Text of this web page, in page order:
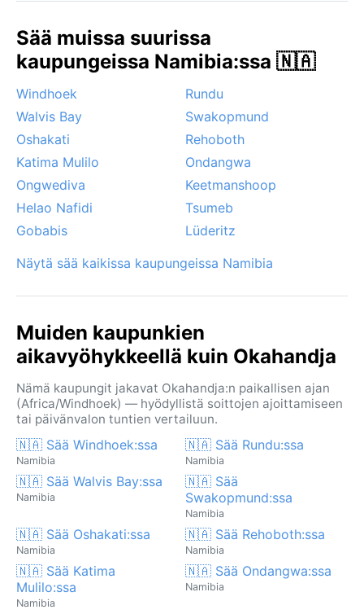
sateet harvinaisia. Huomionarvoisia ilmiöitä ovat
talvisin aamuisin muodostuva sumu, joka voi kuitenkin
hälvetä nopeasti. Okahandjassa ei esiinny
hurrikaaneja tai monsuunisateita, mutta kuumina
jaksoina vaarana on kuivuus ja voimakas
auringonpaiste, joten aurinkovoide ja hattu ovat
välttämättömiä. Kaupungin ilmasto tarjoaa selkeät
kuin luontomatkailijoita.
Sää muissa suurissa
kaupungeissa Namibia:ssa 🇳🇦
Windhoek
Rundu
Walvis Bay
Swakopmund
Oshakati
Rehoboth
Katima Mulilo
Ondangwa
Ongwediva
Keetmanshoop
Helao Nafidi
Tsumeb
Gobabis
Lüderitz
Näytä sää kaikissa kaupungeissa Namibia
Muiden kaupunkien
aikavyöhykkeellä kuin Okahandja
Nämä kaupungit jakavat Okahandja:n paikallisen ajan
(Africa/Windhoek) — hyödyllistä soittojen ajoittamiseen
tai päivänvalon tuntien vertailuun.
🇳🇦 Sää Windhoek:ssa
Namibia
🇳🇦 Sää Rundu:ssa
Namibia
🇳🇦 Sää Walvis Bay:ssa
Namibia
🇳🇦 Sää
Swakopmund:ssa
Namibia
🇳🇦 Sää Oshakati:ssa
Namibia
🇳🇦 Sää Rehoboth:ssa
Namibia
🇳🇦 Sää Katima
Mulilo:ssa
Namibia
🇳🇦 Sää Ondangwa:ssa
Namibia